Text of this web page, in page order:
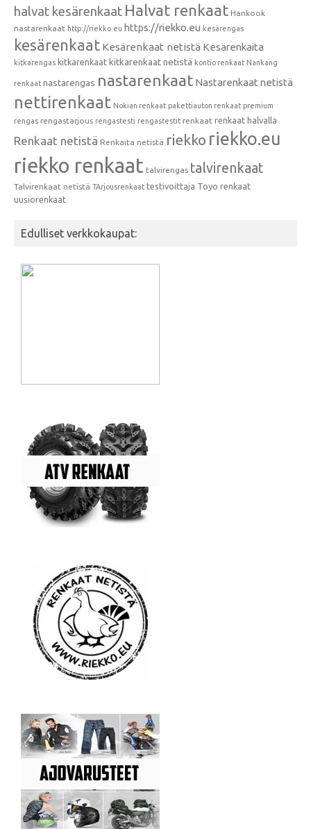
halvat kesärenkaat Halvat renkaat Hankook
nastarenkaat http://riekko.eu https://riekko.eu kesärengas
kesärenkaat Kesärenkaat netistä Kesärenkaita
kitkarengas kitkarenkaat kitkarenkaat netistä kontio renkaat Nankang
renkaat nastarengas nastarenkaat Nastarenkaat netistä
nettirenkaat Nokian renkaat pakettiauton renkaat premium
rengas rengastarjous rengastesti rengastestit renkaat renkaat halvalla
Renkaat netistä Renkaita netistä riekko riekko.eu
riekko renkaat talvirengas talvirenkaat
Talvirenkaat netistä TArjousrenkaat testivoittaja Toyo renkaat
uusiorenkaat
Edulliset verkkokaupat: